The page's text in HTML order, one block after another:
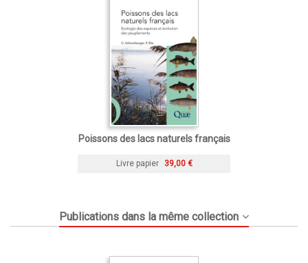
Poissons des lacs naturels français
Livre papier 39,00 €
Publications dans la même collection